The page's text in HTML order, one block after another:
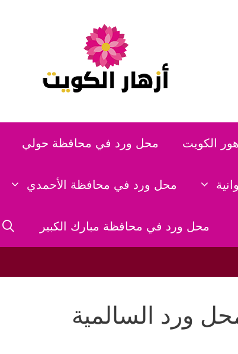
الكويت محل ورد في محافظة حولي
محل ورد في محافظة الأحمدي
محل ورد في محافظة مبارك الكبير
ورد السالمية